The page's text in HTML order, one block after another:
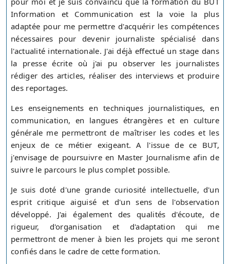
Information et Communication est la voie la plus
adaptée pour me permettre d'acquérir les compétences
nécessaires pour devenir journaliste spécialisé dans
l'actualité internationale. J'ai déjà effectué un stage dans
la presse écrite où j'ai pu observer les journalistes
rédiger des articles, réaliser des interviews et produire
des reportages.
Les enseignements en techniques journalistiques, en
communication, en langues étrangères et en culture
générale me permettront de maîtriser les codes et les
enjeux de ce métier exigeant. A l'issue de ce BUT,
j'envisage de poursuivre en Master Journalisme afin de
suivre le parcours le plus complet possible.
Je suis doté d'une grande curiosité intellectuelle, d'un
esprit critique aiguisé et d'un sens de l'observation
développé. J'ai également des qualités d'écoute, de
rigueur, d'organisation et d'adaptation qui me
permettront de mener à bien les projets qui me seront
confiés dans le cadre de cette formation.